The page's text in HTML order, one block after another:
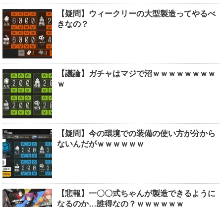
【疑問】ウィークリーの大型製造ってやるべ
きなの？
【議論】ガチャはマジで沼ｗｗｗｗｗｗｗｗ
ｗ
【疑問】今の環境での装備の使い方が分から
ないんだがｗｗｗｗｗｗ
【悲報】一〇〇式ちゃんが製造できるように
なるのか…誰得なの？ｗｗｗｗｗｗ